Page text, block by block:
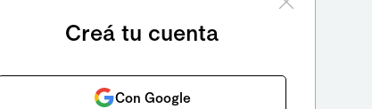
Creá tu cuenta
Con Google